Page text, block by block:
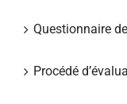
Questionnaire
Procédé